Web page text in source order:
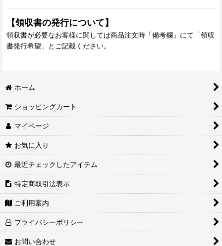
【領収書の発行について】
領収書が必要なお客様に関しては商品注文時「備考欄」にて「領収
書発行希望」とご記載ください。
ホーム
ショッピングカート
マイページ
お気に入り
最近チェックしたアイテム
特定商取引法表示
ご利用案内
プライバシーポリシー
お問い合わせ